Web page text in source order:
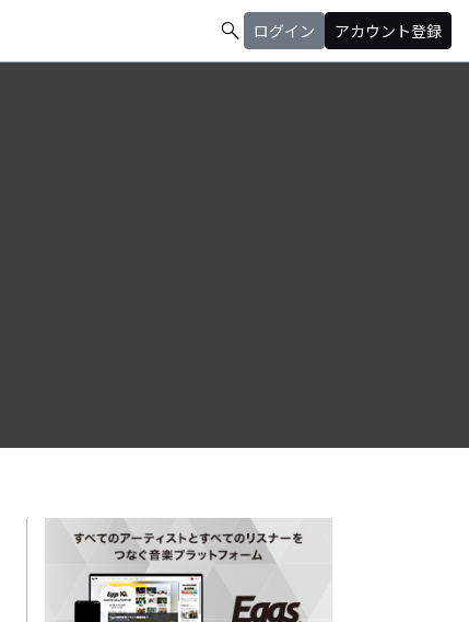
search ログイン アカウント登録